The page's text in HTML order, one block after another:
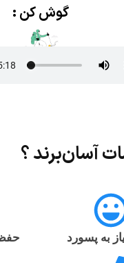
گوش کن :
آسان‌برند ؟
به پسورد